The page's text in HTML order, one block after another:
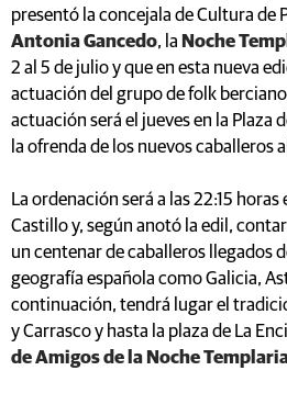
presentó la concejala de Cultura de
Antonia Gancedo, la Noche
2 al 5 de julio y que en esta nueva
actuación del grupo de folk berciano
actuación será el jueves en la Plaza
la ofrenda de los nuevos caballeros
La ordenación será a las 22:15 horas
Castillo y, según anotó la edil,
un centenar de caballeros llegados
geografía española como Galicia,
continuación, tendrá lugar el
y Carrasco y hasta la plaza de La
de Amigos de la Noche